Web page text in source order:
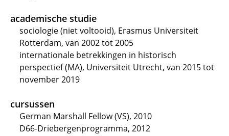
academische studie
sociologie (niet voltooid), Erasmus Universiteit
Rotterdam, van 2002 tot 2005
internationale betrekkingen in historisch
perspectief (MA), Universiteit Utrecht, van 2015 tot
november 2019
cursussen
German Marshall Fellow (VS), 2010
D66-Driebergenprogramma, 2012